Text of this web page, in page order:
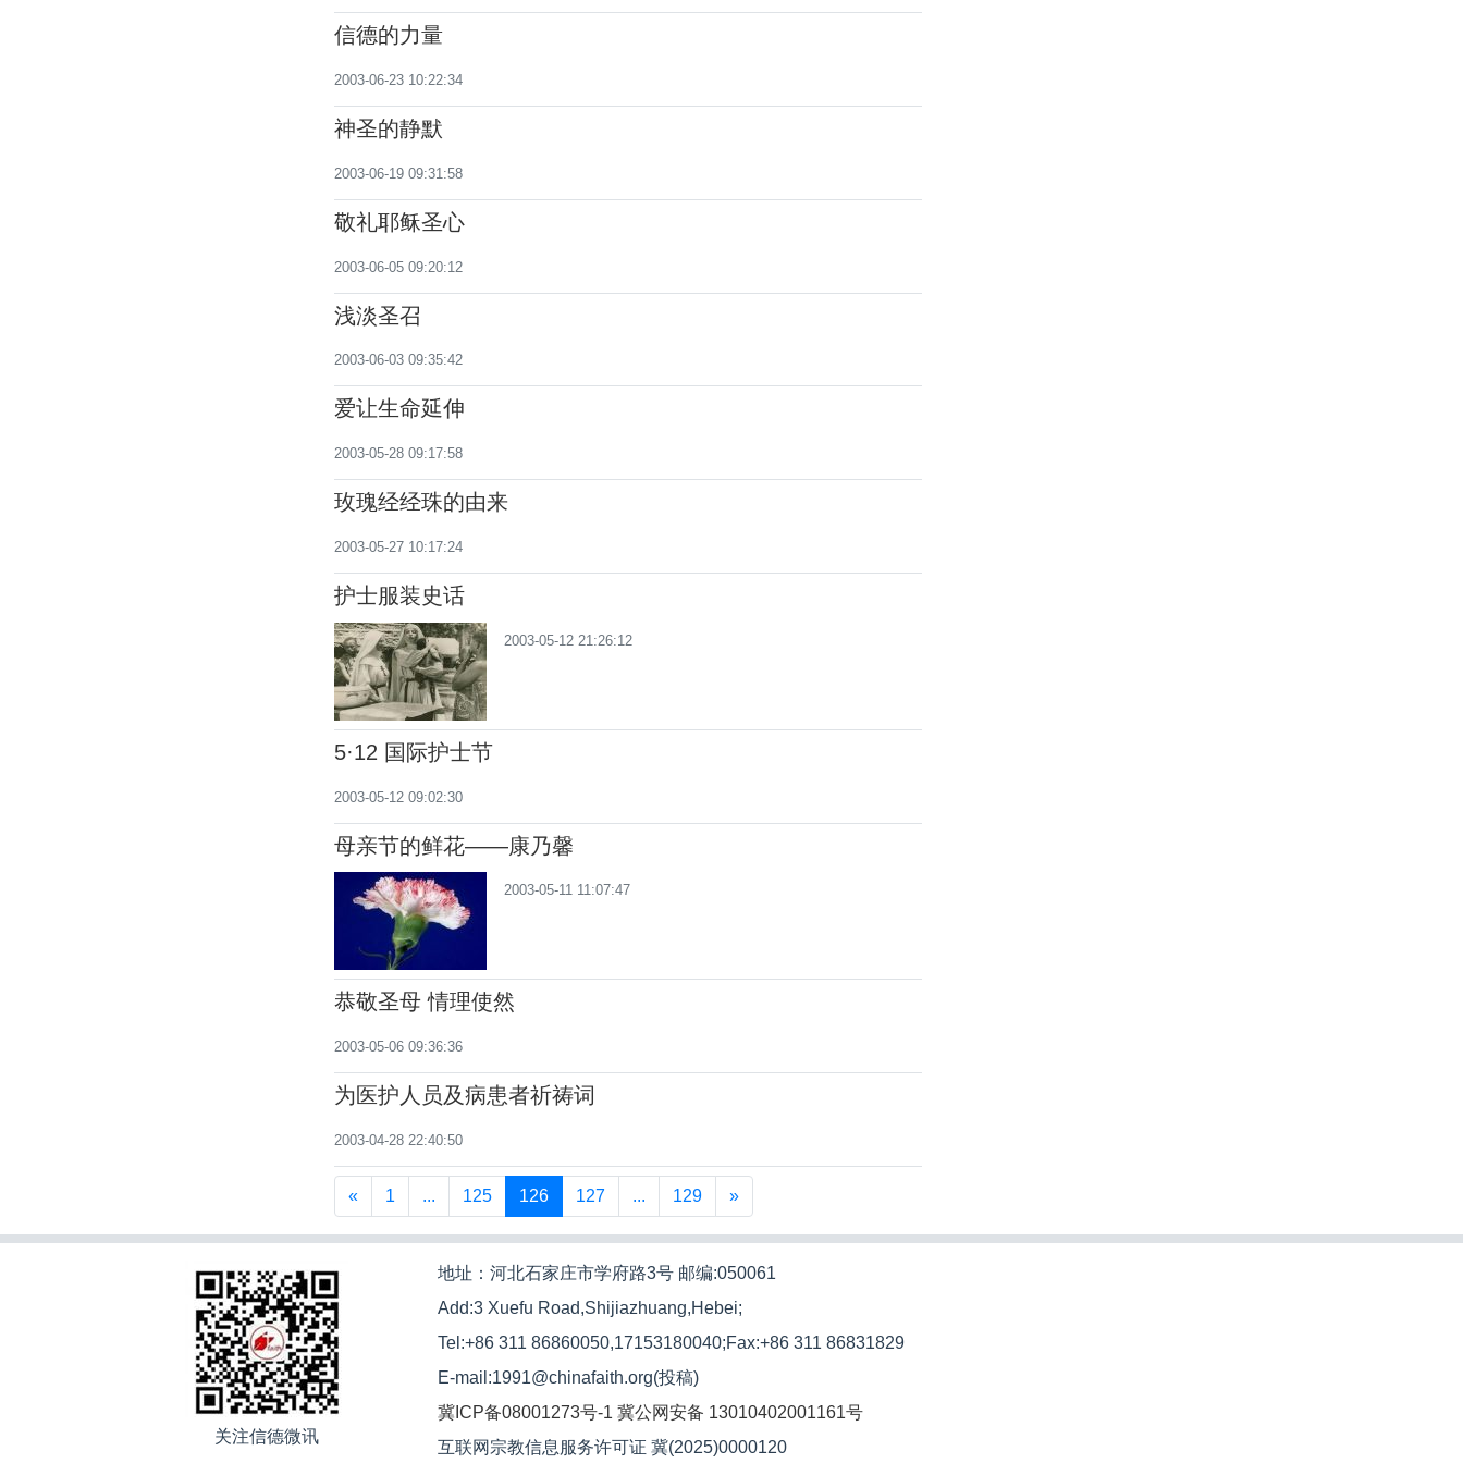
信德的力量
2003-06-23 10:22:34
神圣的静默
2003-06-19 09:31:58
敬礼耶稣圣心
2003-06-05 09:20:12
浅淡圣召
2003-06-03 09:35:42
爱让生命延伸
2003-05-28 09:17:58
玫瑰经经珠的由来
2003-05-27 10:17:24
护士服装史话
2003-05-12 21:26:12
5·12 国际护士节
2003-05-12 09:02:30
母亲节的鲜花——康乃馨
2003-05-11 11:07:47
恭敬圣母 情理使然
2003-05-06 09:36:36
为医护人员及病患者祈祷词
2003-04-28 22:40:50
« 1 ... 125 126 127 ... 129 »
关注信德微讯
地址：河北石家庄市学府路3号 邮编:050061
Add:3 Xuefu Road,Shijiazhuang,Hebei;
Tel:+86 311 86860050,17153180040;Fax:+86 311 86831829
E-mail:1991@chinafaith.org(投稿)
冀ICP备08001273号-1 冀公网安备 13010402001161号
互联网宗教信息服务许可证 冀(2025)0000120